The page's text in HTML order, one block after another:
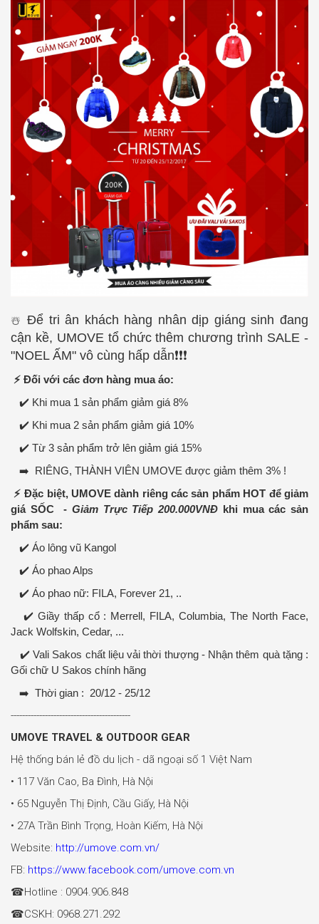
☃️Để tri ân khách hàng nhân dịp giáng sinh đang
cận kề, UMOVE tổ chức thêm chương trình SALE -
"NOEL ẤM" vô cùng hấp dẫn❗❗❗
⚡ Đối với các đơn hàng mua áo:
✔️ Khi mua 1 sản phẩm giảm giá 8%
✔️ Khi mua 2 sản phẩm giảm giá 10%
✔️ Từ 3 sản phẩm trở lên giảm giá 15%
➡️ RIÊNG, THÀNH VIÊN UMOVE được giảm thêm 3% !
⚡Đặc biệt, UMOVE dành riêng các sản phẩm HOT để giảm
giá SỐC - Giảm Trực Tiếp 200.000VNĐ khi mua các sản
phẩm sau:
✔️ Áo lông vũ Kangol
✔️ Áo phao Alps
✔️ Áo phao nữ: FILA, Forever 21, ..
✔️ Giầy thấp cổ : Merrell, FILA, Columbia, The North Face,
Jack Wolfskin, Cedar, ...
✔️ Vali Sakos chất liệu vải thời thượng - Nhận thêm quà tặng :
Gối chữ U Sakos chính hãng
➡️ Thời gian : 20/12 - 25/12
------------------------------------------
UMOVE TRAVEL & OUTDOOR GEAR
Hệ thống bán lẻ đồ du lịch - dã ngoại số 1 Việt Nam
• 117 Văn Cao, Ba Đình, Hà Nội
• 65 Nguyễn Thị Định, Cầu Giấy, Hà Nội
• 27A Trần Bình Trọng, Hoàn Kiếm, Hà Nội
Website: http://umove.com.vn/
FB: https://www.facebook.com/umove.com.vn
☎Hotline : 0904.906.848
☎CSKH: 0968.271.292